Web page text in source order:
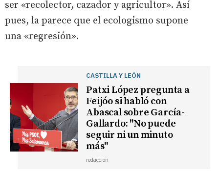
ser «recolector, cazador y agricultor». Así
pues, la parece que el ecologismo supone
una «regresión».
CASTILLA Y LEÓN
Patxi López pregunta a
Feijóo si habló con
Abascal sobre García-
Gallardo: "No puede
seguir ni un minuto
más"
redaccion